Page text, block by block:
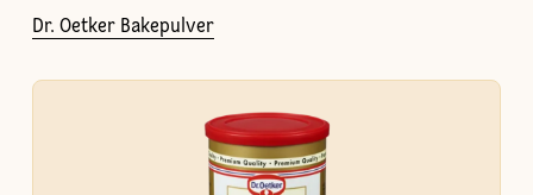
Dr. Oetker Bakepulver